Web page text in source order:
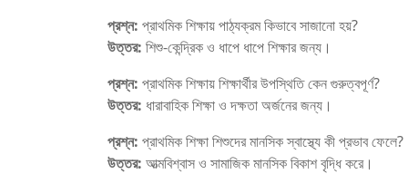
প্রশ্ন: প্রাথমিক শিক্ষায় পাঠ্যক্রম কিভাবে সাজানো হয়?
উত্তর: শিশু-কেন্দ্রিক ও ধাপে ধাপে শিক্ষার জন্য।
প্রশ্ন: প্রাথমিক শিক্ষায় শিক্ষার্থীর উপস্থিতি কেন গুরুত্বপূর্ণ?
উত্তর: ধারাবাহিক শিক্ষা ও দক্ষতা অর্জনের জন্য।
প্রশ্ন: প্রাথমিক শিক্ষা শিশুদের মানসিক স্বাস্থ্যে কী প্রভাব ফেলে?
উত্তর: আত্মবিশ্বাস ও সামাজিক মানসিক বিকাশ বৃদ্ধি করে।